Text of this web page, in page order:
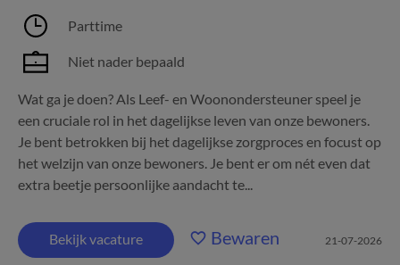
Parttime
Niet nader bepaald
Wat ga je doen? Als Leef- en Woonondersteuner speel je
een cruciale rol in het dagelijkse leven van onze bewoners.
Je bent betrokken bij het dagelijkse zorgproces en focust op
het welzijn van onze bewoners. Je bent er om nét even dat
extra beetje persoonlijke aandacht te...
Bekijk vacature Bewaren 21-07-2026